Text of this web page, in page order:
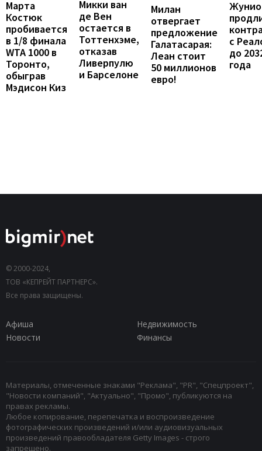
Марта
Костюк
пробивается
в 1/8 финала
WTA 1000 в
Торонто,
обыграв
Мэдисон Киз
Микки ван
де Вен
остается в
Тоттенхэме,
отказав
Ливерпулю
и Барселоне
Милан
отвергает
предложение
Галатасарая:
Леан стоит
50 миллионов
евро!
с
до
года
© 2000-2024,
ТОВ «КЕПРЕЙТ ПАРТНЕРС».
Все права защищены.
Афиша
Недвижимость
Новости
Финансы
Материалы, отмеченные знаками "Реклама", "PR", "Спецпроект",
"Новости компаний", "Актуально", "Промо", публикуются на
правах рекламы.
Любое копирование, перепечатка и воспроизведение
фотографических произведений и/или аудиовизуальных
произведений правообладателя Getty Images - строго
запрещено.